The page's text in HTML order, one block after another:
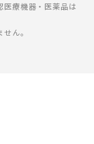
医療機器・医薬品は
ん。